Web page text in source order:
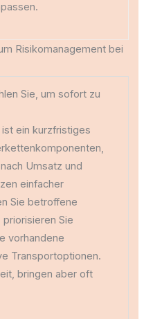
Risikomanagement bei
Sie, um sofort zu
ein kurzfristiges
Umsatz und
einfacher
Sie betroffene
Sie
vorhandene
Transportoptionen.
bringen aber oft